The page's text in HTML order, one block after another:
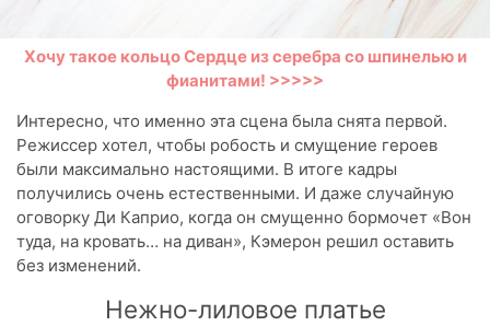
Хочу такое кольцо Сердце из серебра со шпинелью и
фианитами! >>>>>
Интересно, что именно эта сцена была снята первой.
Режиссер хотел, чтобы робость и смущение героев
были максимально настоящими. В итоге кадры
получились очень естественными. И даже случайную
оговорку Ди Каприо, когда он смущенно бормочет «Вон
туда, на кровать… на диван», Кэмерон решил оставить
без изменений.
Нежно-лиловое платье